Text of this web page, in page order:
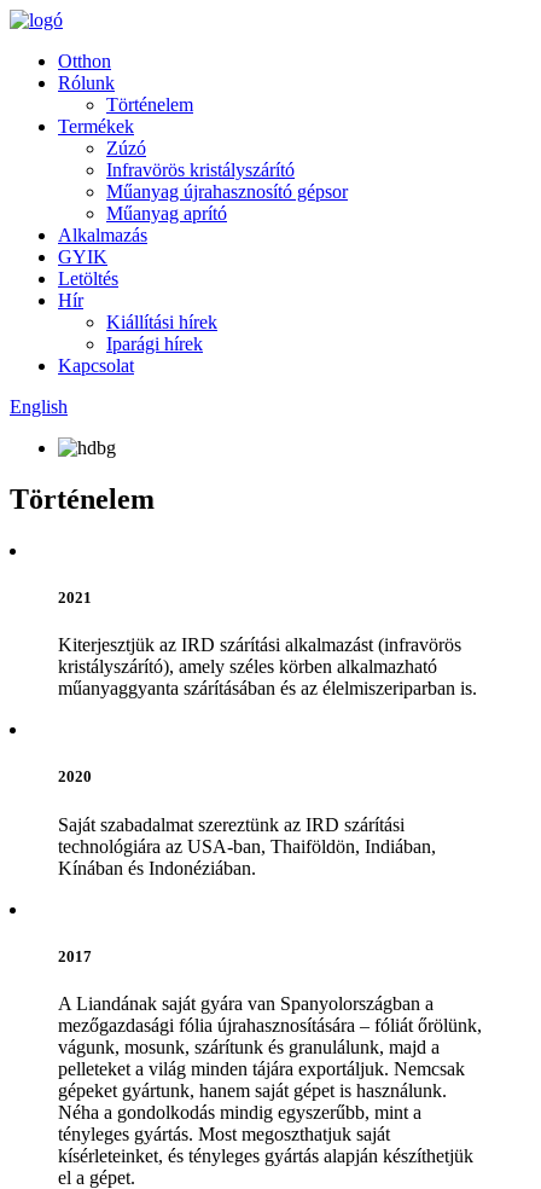
Otthon
Rólunk
Történelem
Termékek
Zúzó
Infravörös kristályszárító
Műanyag újrahasznosító gépsor
Műanyag aprító
Alkalmazás
GYIK
Letöltés
Hír
Kiállítási hírek
Iparági hírek
Kapcsolat
English
Történelem
2021
Kiterjesztjük az IRD szárítási alkalmazást (infravörös
kristályszárító), amely széles körben alkalmazható
műanyaggyanta szárításában és az élelmiszeriparban is.
2020
Saját szabadalmat szereztünk az IRD szárítási
technológiára az USA-ban, Thaiföldön, Indiában,
Kínában és Indonéziában.
2017
A Liandának saját gyára van Spanyolországban a
mezőgazdasági fólia újrahasznosítására – fóliát őrölünk,
vágunk, mosunk, szárítunk és granulálunk, majd a
pelleteket a világ minden tájára exportáljuk. Nemcsak
gépeket gyártunk, hanem saját gépet is használunk.
Néha a gondolkodás mindig egyszerűbb, mint a
tényleges gyártás. Most megoszthatjuk saját
kísérleteinket, és tényleges gyártás alapján készíthetjük
el a gépet.